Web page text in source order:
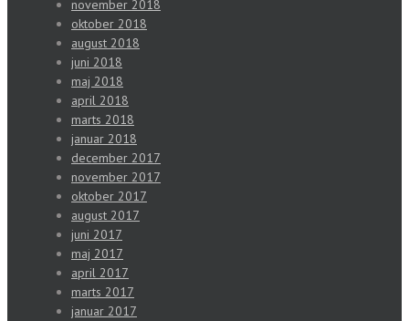
november 2018
oktober 2018
august 2018
juni 2018
maj 2018
april 2018
marts 2018
januar 2018
december 2017
november 2017
oktober 2017
august 2017
juni 2017
maj 2017
april 2017
marts 2017
januar 2017